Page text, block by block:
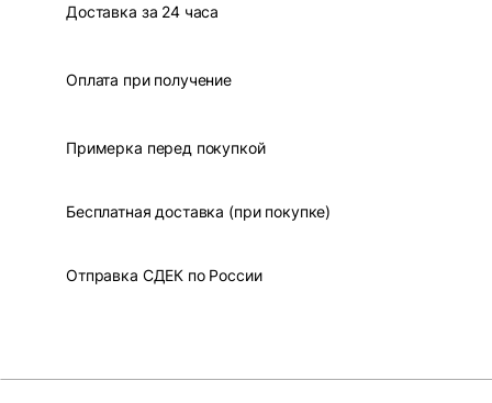
Доставка за 24 часа
Оплата при получение
Примерка перед покупкой
Бесплатная доставка (при покупке)
Отправка СДЕК по России